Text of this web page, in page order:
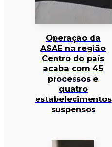
Operação da
ASAE na região
Centro do país
acaba com 45
processos e
quatro
estabelecimentos
suspensos